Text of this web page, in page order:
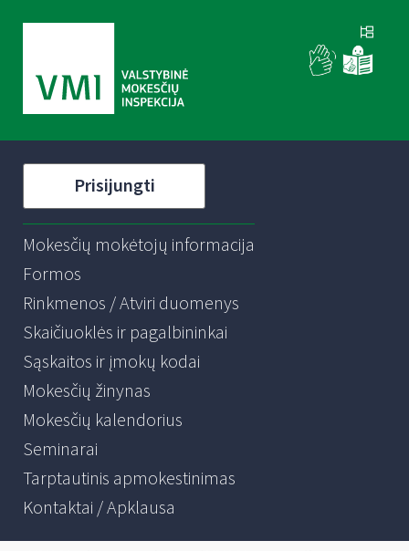
Prisijungti
Mokesčių mokėtojų informacija
Formos
Rinkmenos / Atviri duomenys
Skaičiuoklės ir pagalbininkai
Sąskaitos ir įmokų kodai
Mokesčių žinynas
Mokesčių kalendorius
Seminarai
Tarptautinis apmokestinimas
Kontaktai / Apklausa